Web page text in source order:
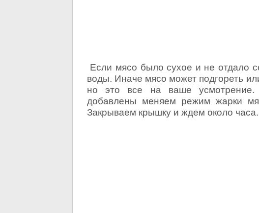
Если мясо было сухое и не отдало
воды. Иначе мясо может подгореть
но это все на ваше усмотрение.
добавлены меняем режим жарки
Закрываем крышку и ждем около часа.